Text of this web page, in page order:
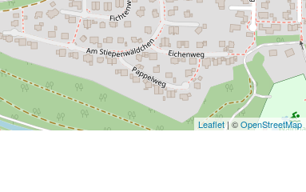
Leaflet| ©OpenStreetMap